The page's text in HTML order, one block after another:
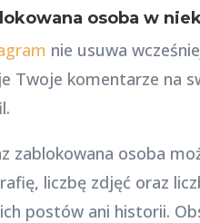
osoba w
nie usuwa
Twoje komentarze na
zablokowana osoba
liczbę zdjęć oraz
postów ani historii.